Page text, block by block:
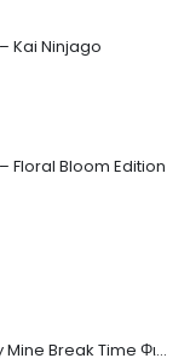
– Kai Ninjago
– Floral Bloom Edition
Banpresto Kirby Fluffy Puffy Mine Break Time Φιγούρα – Α' Έκδοση